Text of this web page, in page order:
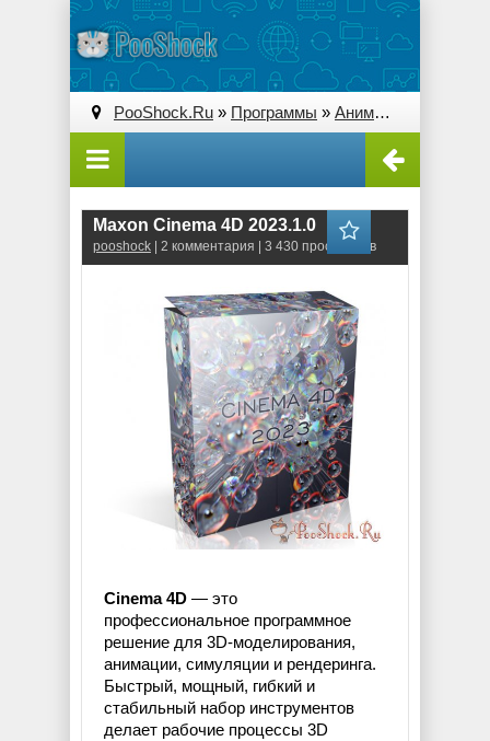
PooShock.Ru » Программы » Анимация и 3D
Maxon Cinema 4D 2023.1.0
pooshock | 2 комментария | 3 430 просмотров
Cinema 4D — это
профессиональное программное
решение для 3D-моделирования,
анимации, симуляции и рендеринга.
Быстрый, мощный, гибкий и
стабильный набор инструментов
делает рабочие процессы 3D